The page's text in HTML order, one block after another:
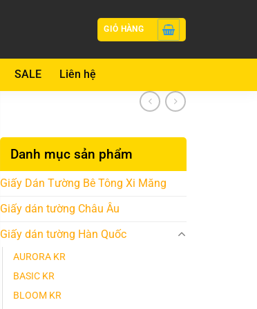
GIỎ HÀNG
SALE Liên hệ
Danh mục sản phẩm
Giấy Dán Tường Bê Tông Xi Măng
Giấy dán tường Châu Âu
Giấy dán tường Hàn Quốc
AURORA KR
BASIC KR
BLOOM KR